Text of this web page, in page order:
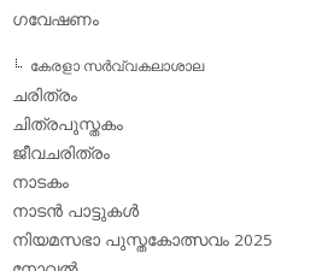
ഗവേഷണം
കേരളാ സര്‍വ്വകലാശാല
ചരിത്രം
ചിത്രപുസ്തകം
ജീവചരിത്രം
നാടകം
നാടന്‍ പാട്ടുകള്‍
നിയമസഭാ പുസ്തകോത്സവം 2025